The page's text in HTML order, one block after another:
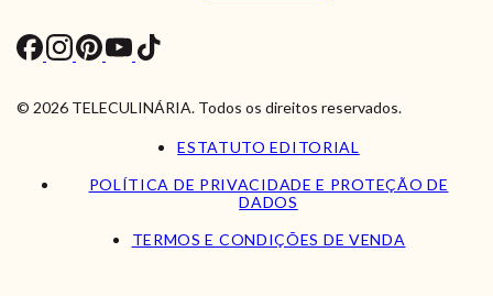
© 2026 TELECULINÁRIA. Todos os direitos reservados.
ESTATUTO EDITORIAL
POLÍTICA DE PRIVACIDADE E PROTEÇÃO DE
DADOS
TERMOS E CONDIÇÕES DE VENDA